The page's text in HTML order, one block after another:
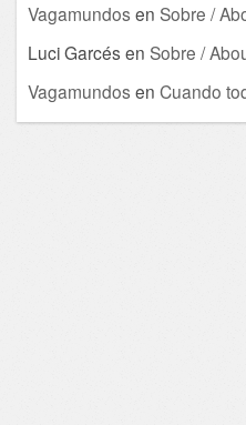
Vagamundos en Sobre /
Luci Garcés en Sobre /
Vagamundos en Cuando